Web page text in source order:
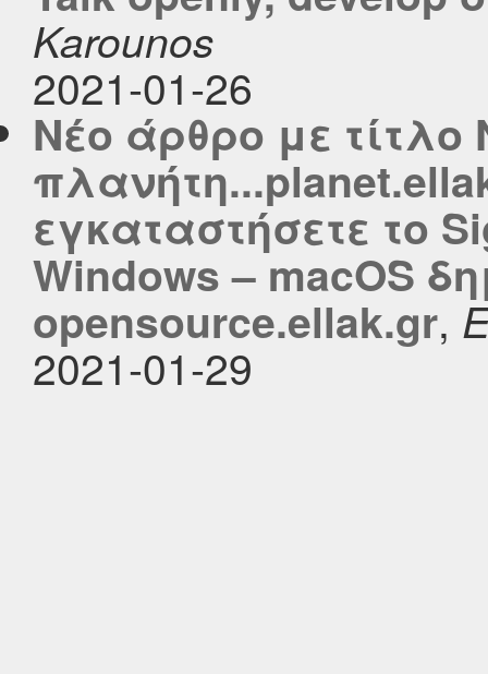
Karounos
2021-01-26
Νέο άρθρο με
εγκαταστήσετε το
Windows – macOS
opensource.ellak.gr,
2021-01-29